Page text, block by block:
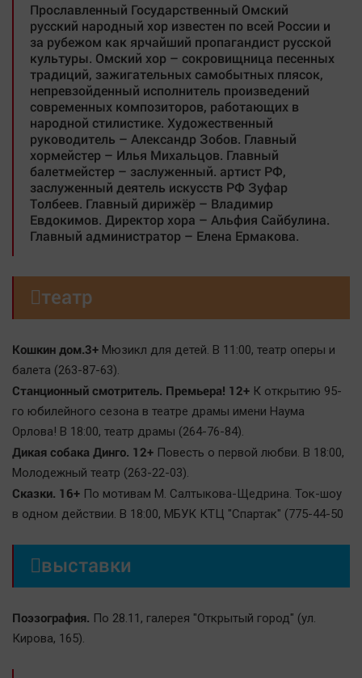
Здоровье
Культура
Курилка
Мнения
Спорт
Технологии
Отраслевые темы
Hедвижимость
Образование
Автомобили
Банки
Медицина
Новости компаний
Спецпроект
Статистика
Челябинск космический
Другие рубрики
Bookworms
English version
Актуальная тема
Прославленный Государственный Омский
русский народный хор известен по всей России и
за рубежом как ярчайший пропагандист русской
культуры. Омский хор – сокровищница песенных
традиций, зажигательных самобытных плясок,
непревзойденный исполнитель произведений
современных композиторов, работающих в
народной стилистике. Художественный
руководитель – Александр Зобов. Главный
хормейстер – Илья Михальцов. Главный
балетмейстер – заслуженный. артист РФ,
заслуженный деятель искусств РФ Зуфар
Толбеев. Главный дирижёр – Владимир
Евдокимов. Директор хора – Альфия Сайбулина.
Главный администратор – Елена Ермакова.
театр
Кошкин дом.3+ Мюзикл для детей. В 11:00, театр оперы и
балета (263-87-63).
Станционный смотритель. Премьера! 12+ К открытию 95-
го юбилейного сезона в театре драмы имени Наума
Орлова! В 18:00, театр драмы (264-76-84).
Дикая собака Динго. 12+ Повесть о первой любви. В 18:00,
Молодежный театр (263-22-03).
Сказки. 16+ По мотивам М. Салтыкова-Щедрина. Ток-шоу
в одном действии. В 18:00, МБУК КТЦ "Спартак" (775-44-50
выставки
Поэзография. По 28.11, галерея "Открытый город" (ул.
Кирова, 165).